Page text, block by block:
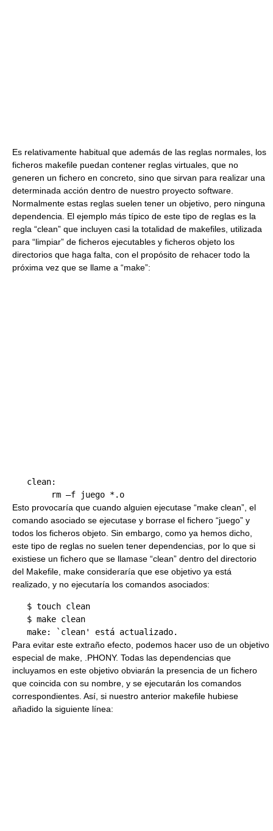
Es relativamente habitual que además de las reglas normales, los
ficheros makefile puedan contener reglas virtuales, que no
generen un fichero en concreto, sino que sirvan para realizar una
determinada acción dentro de nuestro proyecto software.
Normalmente estas reglas suelen tener un objetivo, pero ninguna
dependencia. El ejemplo más típico de este tipo de reglas es la
regla “clean” que incluyen casi la totalidad de makefiles, utilizada
para “limpiar” de ficheros ejecutables y ficheros objeto los
directorios que haga falta, con el propósito de rehacer todo la
próxima vez que se llame a “make”:
   clean:
Esto provocaría que cuando alguien ejecutase “make clean”, el
comando asociado se ejecutase y borrase el fichero “juego” y
todos los ficheros objeto. Sin embargo, como ya hemos dicho,
este tipo de reglas no suelen tener dependencias, por lo que si
existiese un fichero que se llamase “clean” dentro del directorio
del Makefile, make consideraría que ese objetivo ya está
realizado, y no ejecutaría los comandos asociados:
   $ touch clean
   $ make clean
Para evitar este extraño efecto, podemos hacer uso de un objetivo
especial de make, .PHONY. Todas las dependencias que
incluyamos en este objetivo obviarán la presencia de un fichero
que coincida con su nombre, y se ejecutarán los comandos
correspondientes. Así, si nuestro anterior makefile hubiese
añadido la siguiente línea: